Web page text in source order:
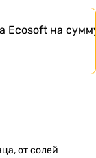
Ecosoft на
от солей